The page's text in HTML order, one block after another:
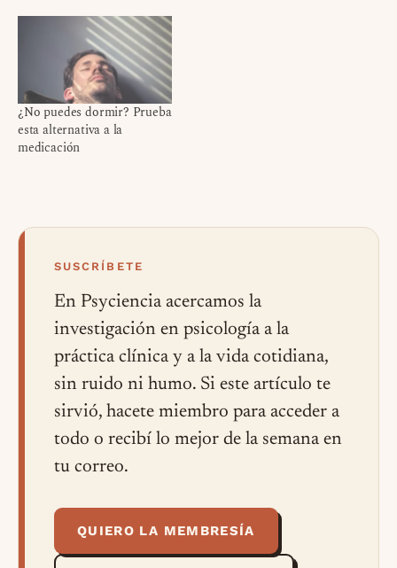
¿No puedes dormir? Prueba
esta alternativa a la
medicación
SUSCRÍBETE
En Psyciencia acercamos la
investigación en psicología a la
práctica clínica y a la vida cotidiana,
sin ruido ni humo. Si este artículo te
sirvió, hacete miembro para acceder a
todo o recibí lo mejor de la semana en
tu correo.
QUIERO LA MEMBRESÍA